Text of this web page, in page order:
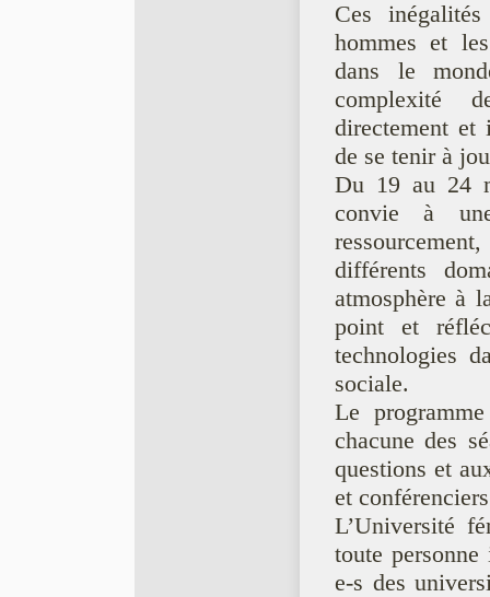
Ces
hommes et
dans le
complexité
directement et
de se tenir à
Du 19 au 24
convie à
différents
atmosphère à
point et
technologies
sociale.
Le
chacune des
questions et
et
L’Université
toute
e-s des